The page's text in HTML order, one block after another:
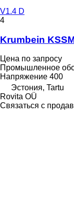
V1.4 D
4
Krumbein
Цена по запросу
Промышленное
Напряжение 400
Эстония, Tartu
Rovita OÜ
Связаться с